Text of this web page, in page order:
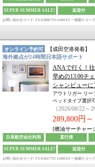
SUPER SUMMER SALE! 送迎付
お問い合わせコード: TX-EHH6793-IAREEF 一枚刷りコー
オンライン予約可 【成田空港発着】
海外拠点が24時間日本語サポート
ANAで行く！
早めの13:00チ
シャンビュー
アウトリガー リ
ベッドタイプ選択
（2026/08/22～
289,800円～
[燃油サーチャー
日系航空会社利用 直行便
SUPER SUMMER SALE! 送迎付
お問い合わせコード: TX-EHA7792-IAREEF 一枚刷りコー